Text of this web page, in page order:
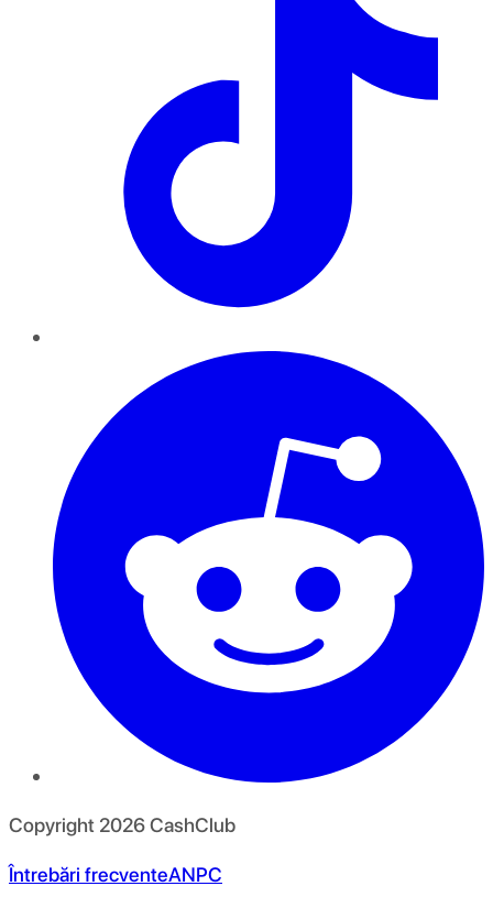
Copyright 2026CashClub
Întrebări frecventeANPC